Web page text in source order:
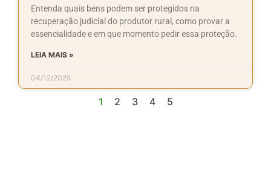
Entenda quais bens podem ser protegidos na
recuperação judicial do produtor rural, como provar a
essencialidade e em que momento pedir essa proteção.
LEIA MAIS »
04/12/2025
1 2 3 4 5